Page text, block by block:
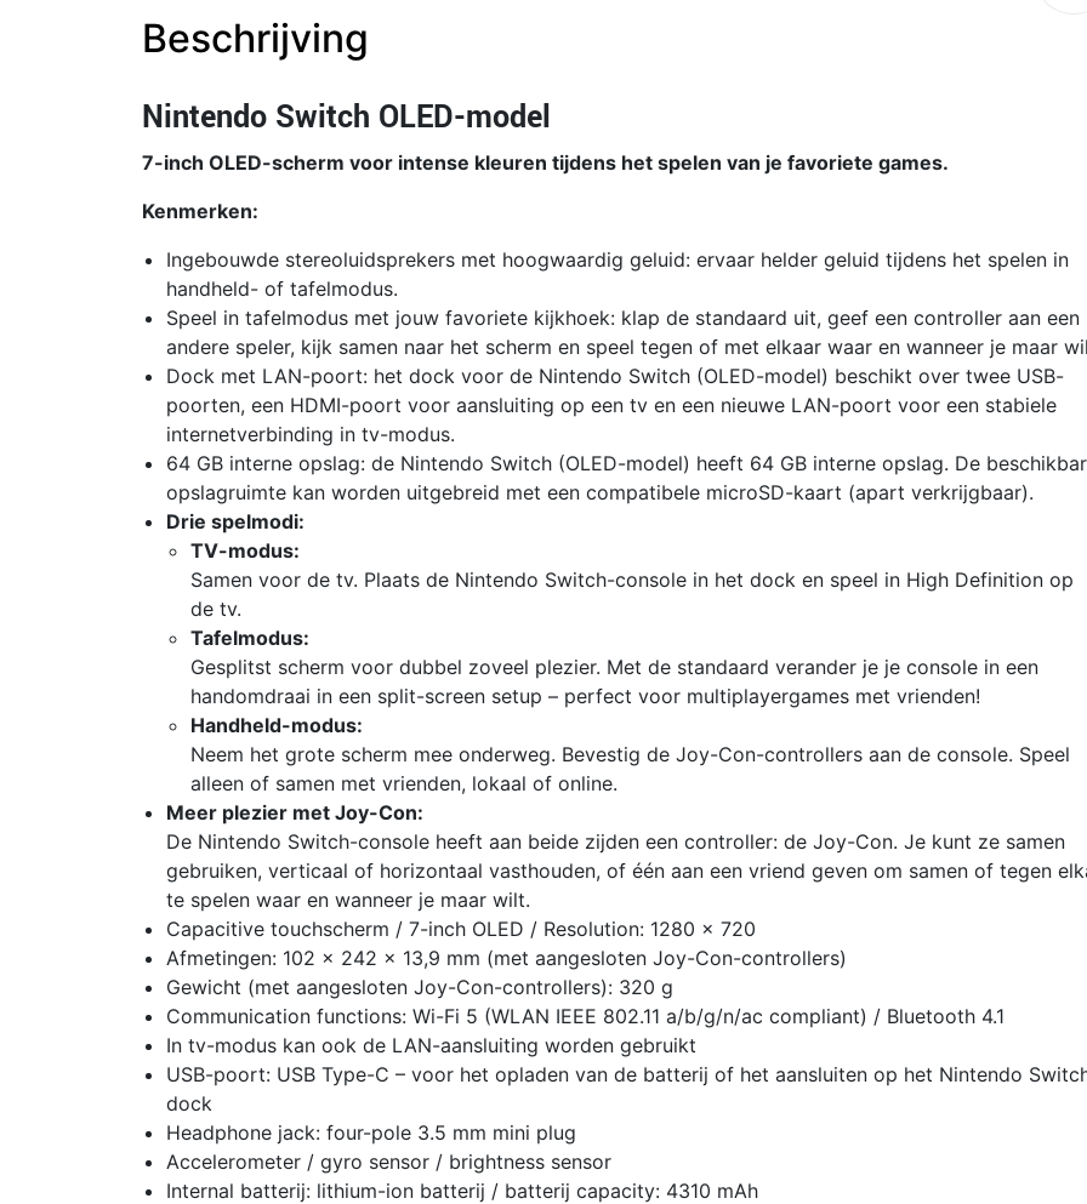
Beschrijving
Nintendo Switch OLED-model
7-inch OLED-scherm voor intense kleuren tijdens het spelen van je favoriete games.
Kenmerken:
Ingebouwde stereoluidsprekers met hoogwaardig geluid: ervaar helder geluid tijdens het spelen in
handheld- of tafelmodus.
Speel in tafelmodus met jouw favoriete kijkhoek: klap de standaard uit, geef een controller aan een
andere speler, kijk samen naar het scherm en speel tegen of met elkaar waar en wanneer je maar
Dock met LAN-poort: het dock voor de Nintendo Switch (OLED-model) beschikt over twee USB-
poorten, een HDMI-poort voor aansluiting op een tv en een nieuwe LAN-poort voor een stabiele
internetverbinding in tv-modus.
64 GB interne opslag: de Nintendo Switch (OLED-model) heeft 64 GB interne opslag. De
opslagruimte kan worden uitgebreid met een compatibele microSD-kaart (apart verkrijgbaar).
Drie spelmodi:
TV-modus:
Samen voor de tv. Plaats de Nintendo Switch-console in het dock en speel in High Definition op
de tv.
Tafelmodus:
Gesplitst scherm voor dubbel zoveel plezier. Met de standaard verander je je console in een
handomdraai in een split-screen setup – perfect voor multiplayergames met vrienden!
Handheld-modus:
Neem het grote scherm mee onderweg. Bevestig de Joy-Con-controllers aan de console. Speel
alleen of samen met vrienden, lokaal of online.
Meer plezier met Joy-Con:
De Nintendo Switch-console heeft aan beide zijden een controller: de Joy-Con. Je kunt ze samen
gebruiken, verticaal of horizontaal vasthouden, of één aan een vriend geven om samen of tegen
te spelen waar en wanneer je maar wilt.
Capacitive touchscherm / 7-inch OLED / Resolution: 1280 x 720
Afmetingen: 102 x 242 x 13,9 mm (met aangesloten Joy-Con-controllers)
Gewicht (met aangesloten Joy-Con-controllers): 320 g
Communication functions: Wi-Fi 5 (WLAN IEEE 802.11 a/b/g/n/ac compliant) / Bluetooth 4.1
In tv-modus kan ook de LAN-aansluiting worden gebruikt
USB-poort: USB Type-C – voor het opladen van de batterij of het aansluiten op het Nintendo
dock
Headphone jack: four-pole 3.5 mm mini plug
Accelerometer / gyro sensor / brightness sensor
Internal batterij: lithium-ion batterij / batterij capacity: 4310 mAh